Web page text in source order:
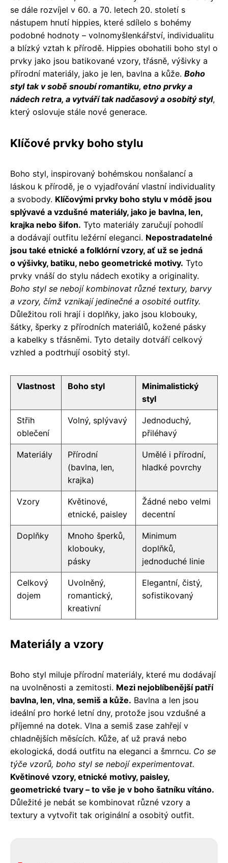
se dále rozvíjel v 60. a 70. letech 20. století s
nástupem hnutí hippies, které sdílelo s bohémy
podobné hodnoty – volnomyšlenkářství, individualitu
a blízký vztah k přírodě. Hippies obohatili boho styl o
prvky jako jsou batikované vzory, třásně, výšivky a
přírodní materiály, jako je len, bavlna a kůže. Boho
styl tak v sobě snoubí romantiku, etno prvky a
nádech retra, a vytváří tak nadčasový a osobitý styl,
který oslovuje stále nové generace.
Klíčové prvky boho stylu
Boho styl, inspirovaný bohémskou nonšalancí a
láskou k přírodě, je o vyjadřování vlastní individuality
a svobody. Klíčovými prvky boho stylu v módě jsou
splývavé a vzdušné materiály, jako je bavlna, len,
krajka nebo šifon. Tyto materiály zaručují pohodlí
a dodávají outfitu ležérní eleganci. Nepostradatelné
jsou také etnické a folklórní vzory, ať už se jedná
o výšivky, batiku, nebo geometrické motivy. Tyto
prvky vnáší do stylu nádech exotiky a originality.
Boho styl se nebojí kombinovat různé textury, barvy
a vzory, čímž vznikají jedinečné a osobité outfity.
Důležitou roli hrají i doplňky, jako jsou klobouky,
šátky, šperky z přírodních materiálů, kožené pásky
a kabelky s třásněmi. Tyto detaily dotváří celkový
vzhled a podtrhují osobitý styl.
Vlastnost Boho styl
Minimalistický
styl
Střih
oblečení
Volný, splývavý
Jednoduchý,
přiléhavý
Materiály
Přírodní
(bavlna, len,
krajka)
Umělé i přírodní,
hladké povrchy
Vzory
Květinové,
etnické, paisley
Žádné nebo velmi
decentní
Doplňky
Mnoho šperků,
klobouky,
pásky
Minimum
doplňků,
jednoduché linie
Celkový
dojem
Uvolněný,
romantický,
kreativní
Elegantní, čistý,
sofistikovaný
Materiály a vzory
Boho styl miluje přírodní materiály, které mu dodávají
na uvolněnosti a zemitosti. Mezi nejoblíbenější patří
bavlna, len, vlna, semiš a kůže. Bavlna a len jsou
ideální pro horké letní dny, protože jsou vzdušné a
příjemné na dotek. Vlna a semiš zase zahřejí v
chladnějších měsících. Kůže, ať už pravá nebo
ekologická, dodá outfitu na eleganci a šmrncu. Co se
týče vzorů, boho styl se nebojí experimentovat.
Květinové vzory, etnické motivy, paisley,
geometrické tvary – to vše je v boho šatníku vítáno.
Důležité je nebát se kombinovat různé vzory a
textury a vytvořit tak originální a osobitý outfit.